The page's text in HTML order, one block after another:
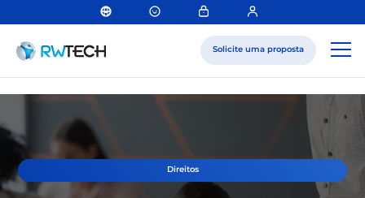
Solicite uma proposta
Direitos